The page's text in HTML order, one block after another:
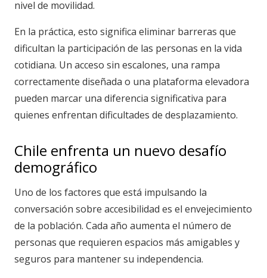
nivel de movilidad.
En la práctica, esto significa eliminar barreras que
dificultan la participación de las personas en la vida
cotidiana. Un acceso sin escalones, una rampa
correctamente diseñada o una plataforma elevadora
pueden marcar una diferencia significativa para
quienes enfrentan dificultades de desplazamiento.
Chile enfrenta un nuevo desafío
demográfico
Uno de los factores que está impulsando la
conversación sobre accesibilidad es el envejecimiento
de la población. Cada año aumenta el número de
personas que requieren espacios más amigables y
seguros para mantener su independencia.